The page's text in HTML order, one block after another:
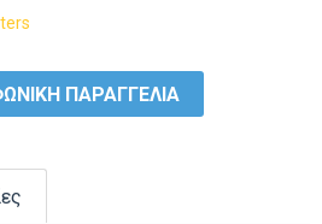
ΠΑΡΑΓΓΕΛΙΑ